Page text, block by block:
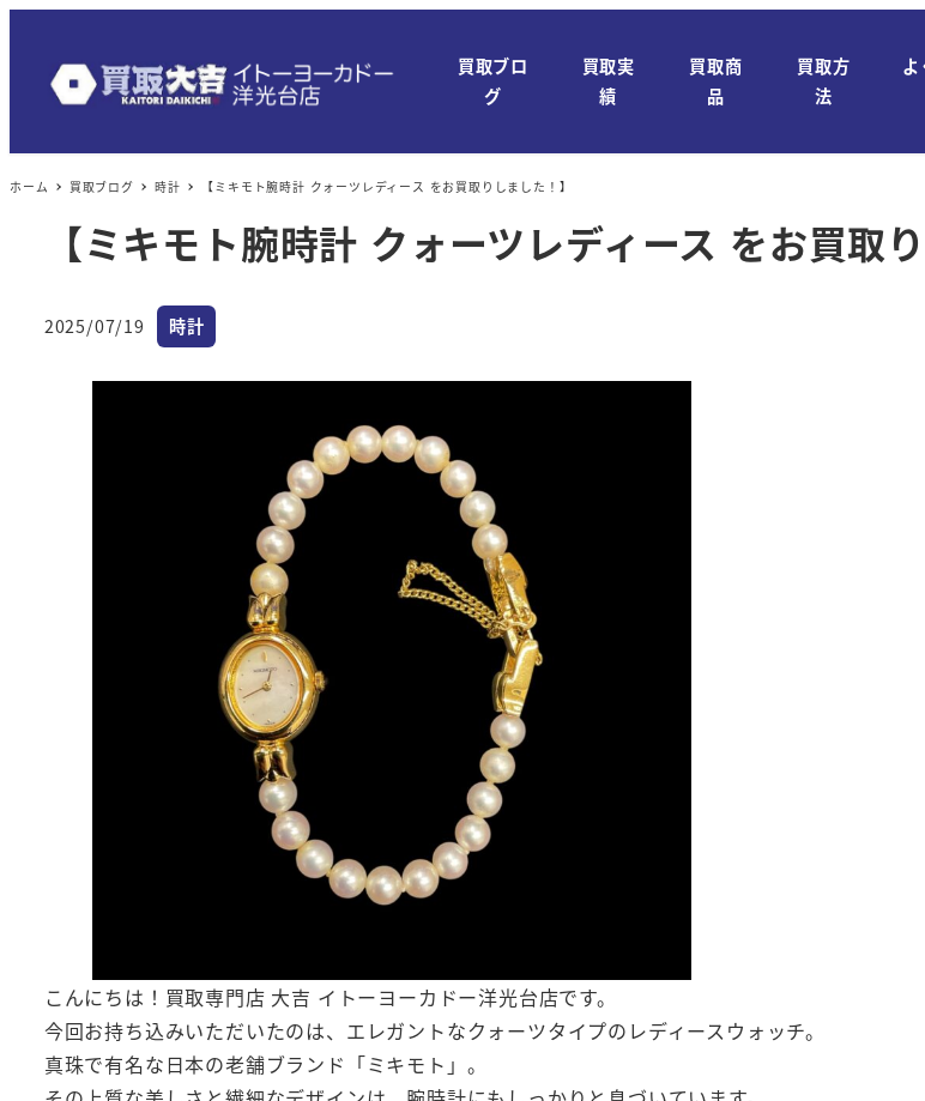
ン
テ
買取ブロ
グ
買取実
績
買取商
品
買取方
法
よ
ホーム 買取ブログ 時計 【ミキモト腕時計 クォーツレディース をお買取りしました！】
【ミキモト腕時計 クォーツレディース をお買取
投稿日
2025/07/19 カテゴリー
時計
こんにちは！買取専門店 大吉 イトーヨーカドー洋光台店です。
今回お持ち込みいただいたのは、エレガントなクォーツタイプのレディースウォッチ。
真珠で有名な日本の老舗ブランド「ミキモト」。